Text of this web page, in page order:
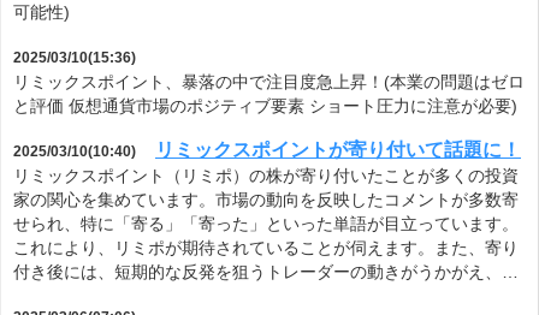
可能性)
2025/03/10(15:36)
リミックスポイント、暴落の中で注目度急上昇！(本業の問題はゼロ
と評価 仮想通貨市場のポジティブ要素 ショート圧力に注意が必要)
2025/03/10(10:40) リミックスポイントが寄り付いて話題に！
リミックスポイント（リミポ）の株が寄り付いたことが多くの投資
家の関心を集めています。市場の動向を反映したコメントが多数寄
せられ、特に「寄る」「寄った」といった単語が目立っています。
これにより、リミポが期待されていることが伺えます。また、寄り
付き後には、短期的な反発を狙うトレーダーの動きがうかがえ、…